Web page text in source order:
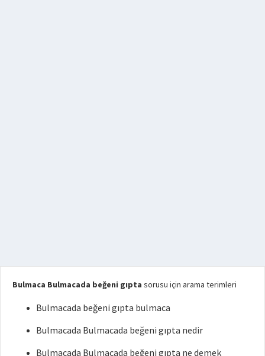
Bulmaca Bulmacada beğeni gıpta sorusu için arama terimleri
Bulmacada beğeni gıpta bulmaca
Bulmacada Bulmacada beğeni gıpta nedir
Bulmacada Bulmacada beğeni gıpta ne demek